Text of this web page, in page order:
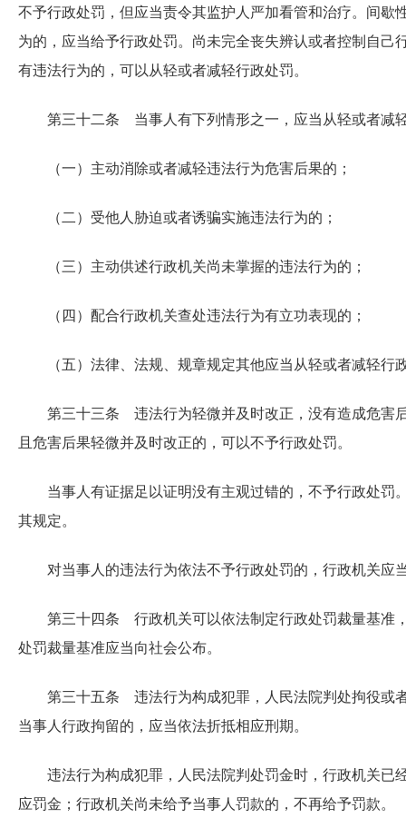
不予行政处罚，但应当责令其监护人严加看管和治疗。间歇
为的，应当给予行政处罚。尚未完全丧失辨认或者控制自己
有违法行为的，可以从轻或者减轻行政处罚。
第三十二条 当事人有下列情形之一，应当从轻或者减
（一）主动消除或者减轻违法行为危害后果的；
（二）受他人胁迫或者诱骗实施违法行为的；
（三）主动供述行政机关尚未掌握的违法行为的；
（四）配合行政机关查处违法行为有立功表现的；
（五）法律、法规、规章规定其他应当从轻或者减轻行
第三十三条 违法行为轻微并及时改正，没有造成危害
且危害后果轻微并及时改正的，可以不予行政处罚。
当事人有证据足以证明没有主观过错的，不予行政处罚
其规定。
对当事人的违法行为依法不予行政处罚的，行政机关应
第三十四条 行政机关可以依法制定行政处罚裁量基准
处罚裁量基准应当向社会公布。
第三十五条 违法行为构成犯罪，人民法院判处拘役或
当事人行政拘留的，应当依法折抵相应刑期。
违法行为构成犯罪，人民法院判处罚金时，行政机关已
应罚金；行政机关尚未给予当事人罚款的，不再给予罚款。